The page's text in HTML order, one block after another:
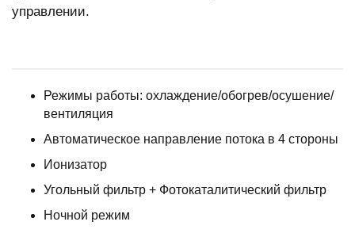
управлении.
Режимы работы: охлаждение/обогрев/осушение/
вентиляция
Автоматическое направление потока в 4 стороны
Ионизатор
Угольный фильтр + Фотокаталитический фильтр
Ночной режим